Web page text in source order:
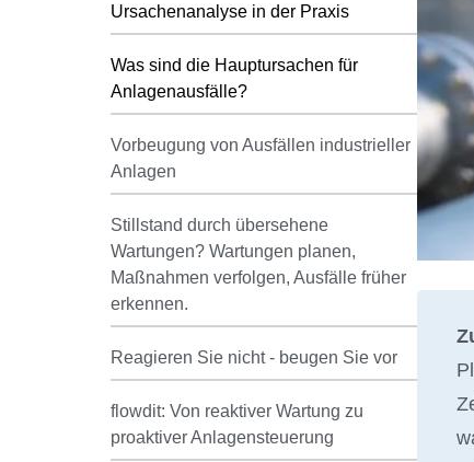
Ursachenanalyse in der Praxis
Was sind die Hauptursachen für
Anlagenausfälle?
Vorbeugung von Ausfällen industrieller
Anlagen
Stillstand durch übersehene
Wartungen? Wartungen planen,
Maßnahmen verfolgen, Ausfälle früher
erkennen.​
Reagieren Sie nicht - beugen Sie vor
flowdit: Von reaktiver Wartung zu
proaktiver Anlagensteuerung